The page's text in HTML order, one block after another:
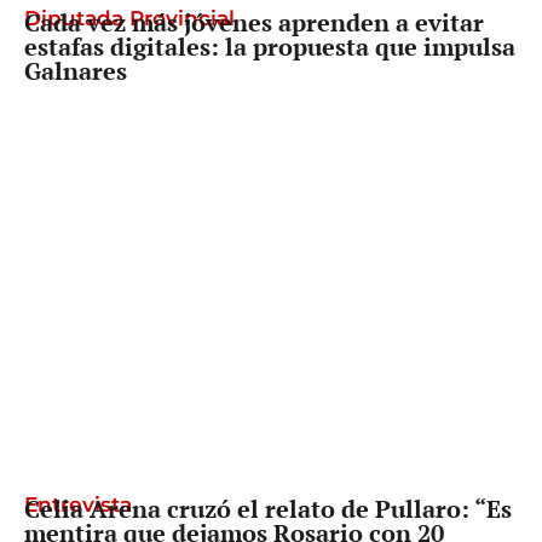
Diputada Provincial
Cada vez más jóvenes aprenden a evitar
estafas digitales: la propuesta que impulsa
Galnares
Entrevista
Celia Arena cruzó el relato de Pullaro: “Es
mentira que dejamos Rosario con 20